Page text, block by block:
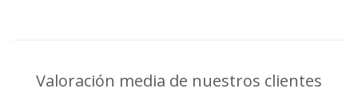
Valoración media de nuestros clientes